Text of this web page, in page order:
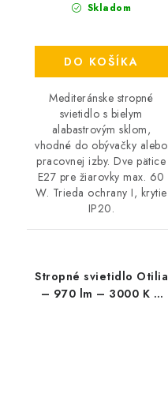
Skladom
DO KOŠÍKA
Mediteránske stropné
svietidlo s bielym
alabastrovým sklom,
vhodné do obývačky alebo
pracovnej izby. Dve pätice
E27 pre žiarovky max. 60
W. Trieda ochrany I, krytie
IP20.
Stropné svietidlo Otilia
– 970 lm – 3000 K –